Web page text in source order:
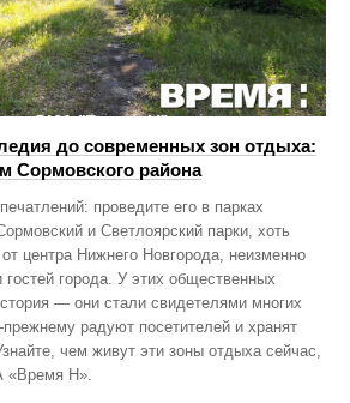
до современных зон отдыха:
Сормовского района
проведите его в парках
и Светлоярский парки, хоть
центра Нижнего Новгорода, неизменно
города. У этих общественных
— они стали свидетелями многих
радуют посетителей и хранят
чем живут эти зоны отдыха сейчас,
«Время Н».